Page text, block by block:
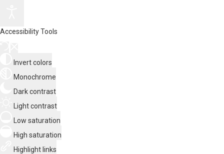
Accessibility Tools
Invert colors
Monochrome
Dark contrast
Light contrast
Low saturation
High saturation
Highlight links